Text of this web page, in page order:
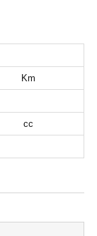
Km
cc